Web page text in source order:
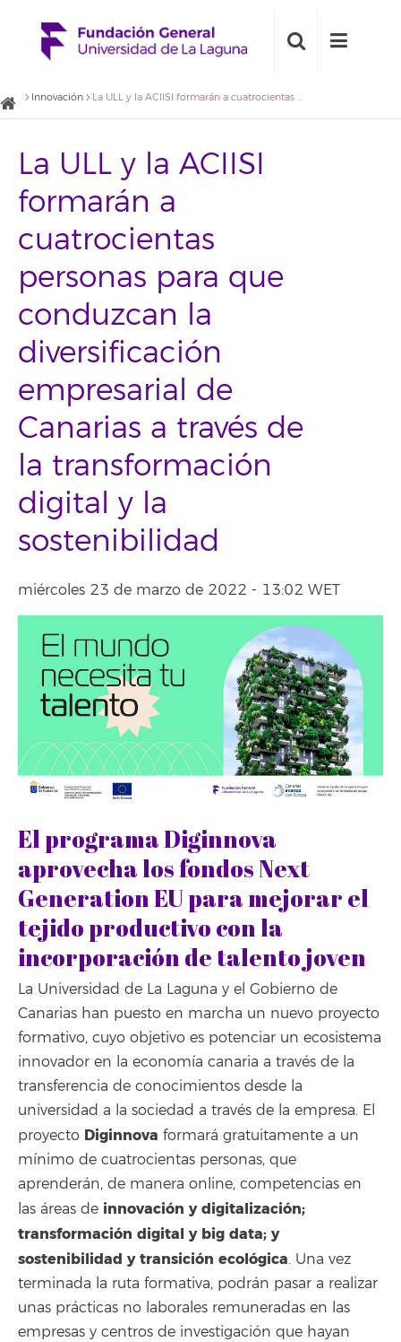
Innovación La ULL y la ACIISI formarán a cuatrocientas personas para que conduzcan la diversificación empresarial de Canarias a través de la transformación digital y la sostenibilidad
La ULL y la ACIISI
formarán a
cuatrocientas
personas para que
conduzcan la
diversificación
empresarial de
Canarias a través de
la transformación
digital y la
sostenibilidad
miércoles 23 de marzo de 2022 - 13:02 WET
El programa Diginnova
aprovecha los fondos Next
Generation EU para mejorar el
tejido productivo con la
incorporación de talento joven
La Universidad de La Laguna y el Gobierno de
Canarias han puesto en marcha un nuevo proyecto
formativo, cuyo objetivo es potenciar un ecosistema
innovador en la economía canaria a través de la
transferencia de conocimientos desde la
universidad a la sociedad a través de la empresa. El
proyecto Diginnova formará gratuitamente a un
mínimo de cuatrocientas personas, que
aprenderán, de manera online, competencias en
las áreas de innovación y digitalización;
transformación digital y big data; y
sostenibilidad y transición ecológica. Una vez
terminada la ruta formativa, podrán pasar a realizar
unas prácticas no laborales remuneradas en las
empresas y centros de investigación que hayan